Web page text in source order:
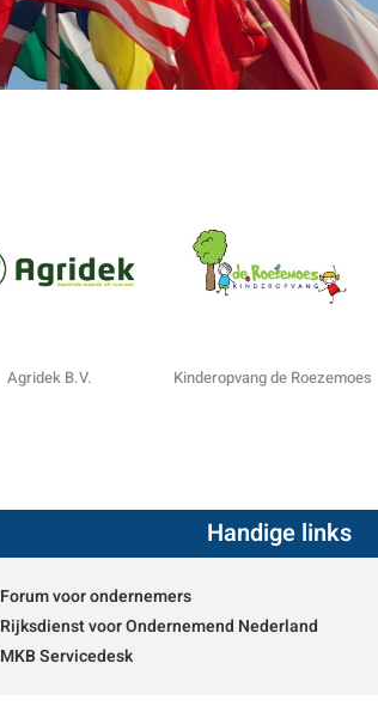
Agridek B.V. Kinderopvang de Roezemoes
Handige links
Forum voor ondernemers
Rijksdienst voor Ondernemend Nederland
MKB Servicedesk